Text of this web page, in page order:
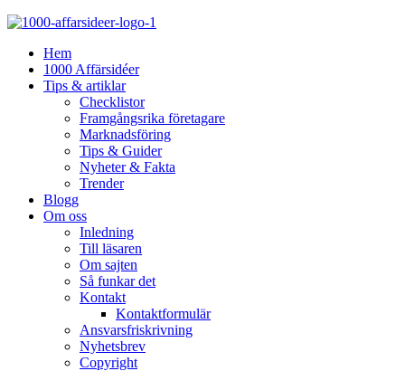
Hem
1000 Affärsidéer
Tips & artiklar
Checklistor
Framgångsrika företagare
Marknadsföring
Tips & Guider
Nyheter & Fakta
Trender
Blogg
Om oss
Inledning
Till läsaren
Om sajten
Så funkar det
Kontakt
Kontaktformulär
Ansvarsfriskrivning
Nyhetsbrev
Copyright